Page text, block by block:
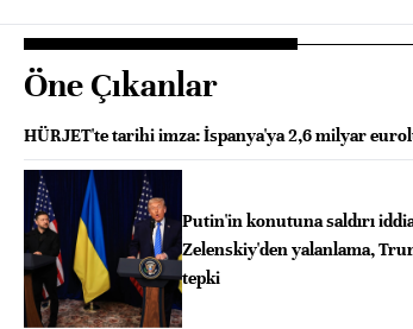
Öne Çıkanlar
HÜRJET'te tarihi imza: İspanya'ya 2,6 milyar
Putin'in konutuna saldırı
Zelenskiy'den yalanlama,
tepki